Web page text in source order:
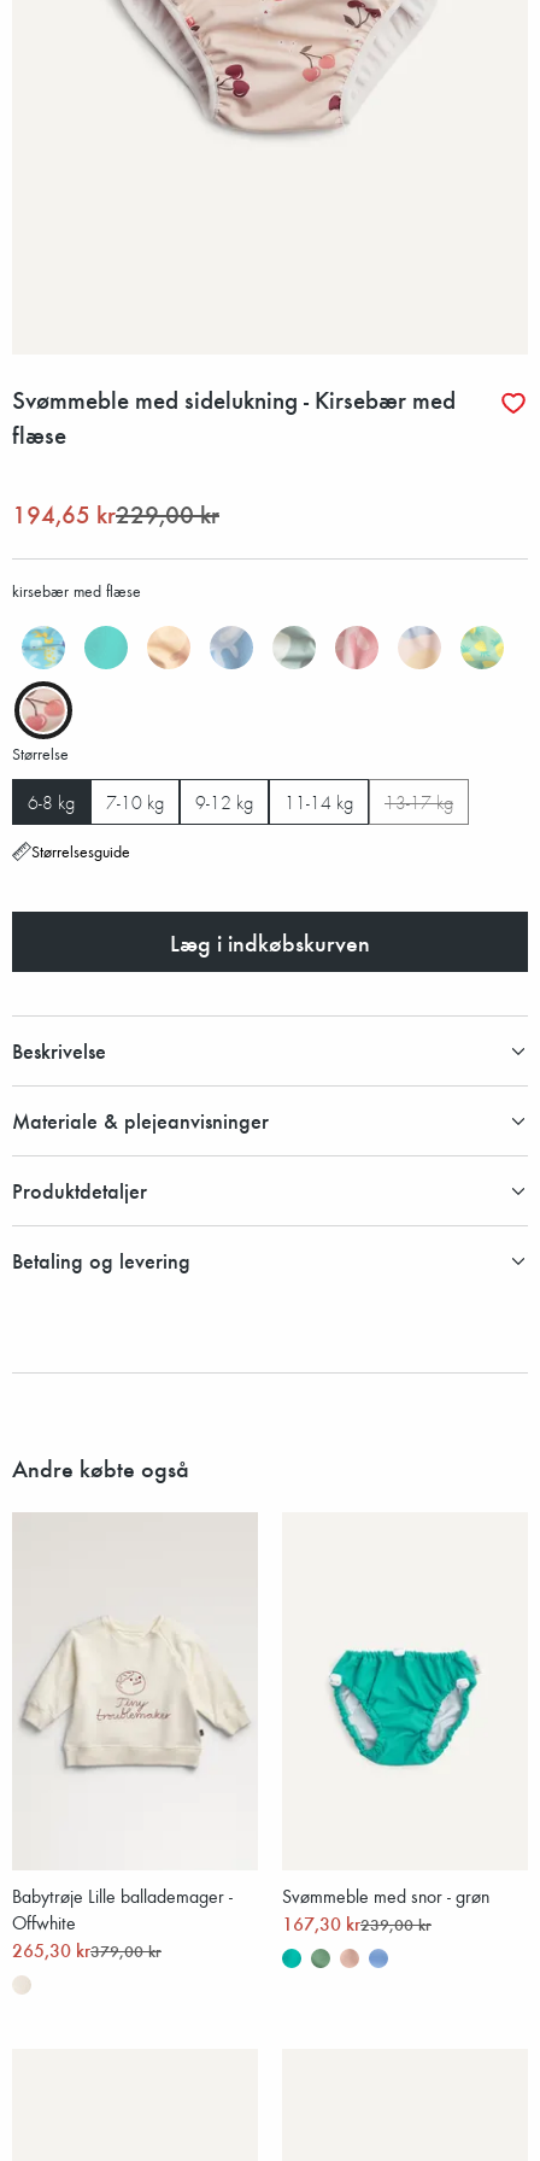
Svømmeble med sidelukning - Kirsebær med
flæse
194,65 kr229,00 kr
kirsebær med flæse
Størrelse
6-8 kg 7-10 kg 9-12 kg 11-14 kg 13-17 kg
Størrelsesguide
Læg i indkøbskurven
Beskrivelse
Materiale & plejeanvisninger
Produktdetaljer
Betaling og levering
Andre købte også
Babytrøje Lille ballademager -
Offwhite
265,30 kr379,00 kr
Svømmeble med snor - grøn
167,30 kr239,00 kr